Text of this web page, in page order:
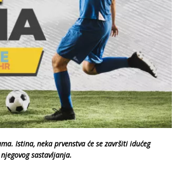
Istina, neka prvenstva će se završiti idućeg
sastavljanja.